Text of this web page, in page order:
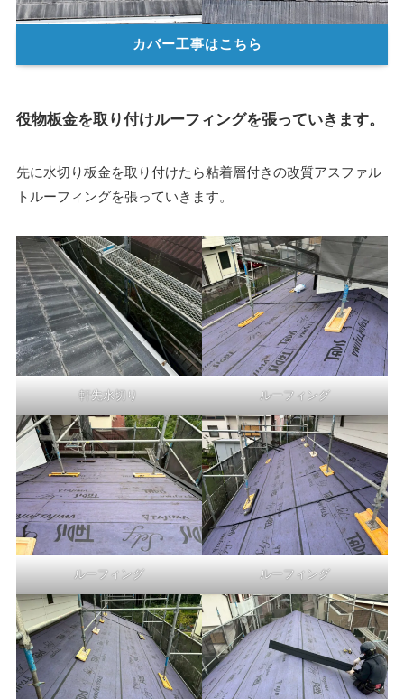
カバー工事はこちら
役物板金を取り付けルーフィングを張っていきます。
先に水切り板金を取り付けたら粘着層付きの改質アスファル
トルーフィングを張っていきます。
軒先水切り ルーフィング
ルーフィング ルーフィング